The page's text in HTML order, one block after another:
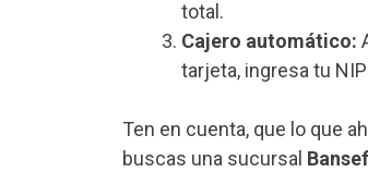
total.
Cajero automático:
tarjeta, ingresa tu
Ten en cuenta, que lo que
buscas una sucursal